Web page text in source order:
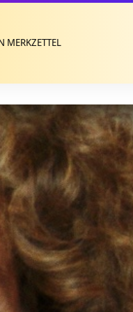
MERKZETTEL